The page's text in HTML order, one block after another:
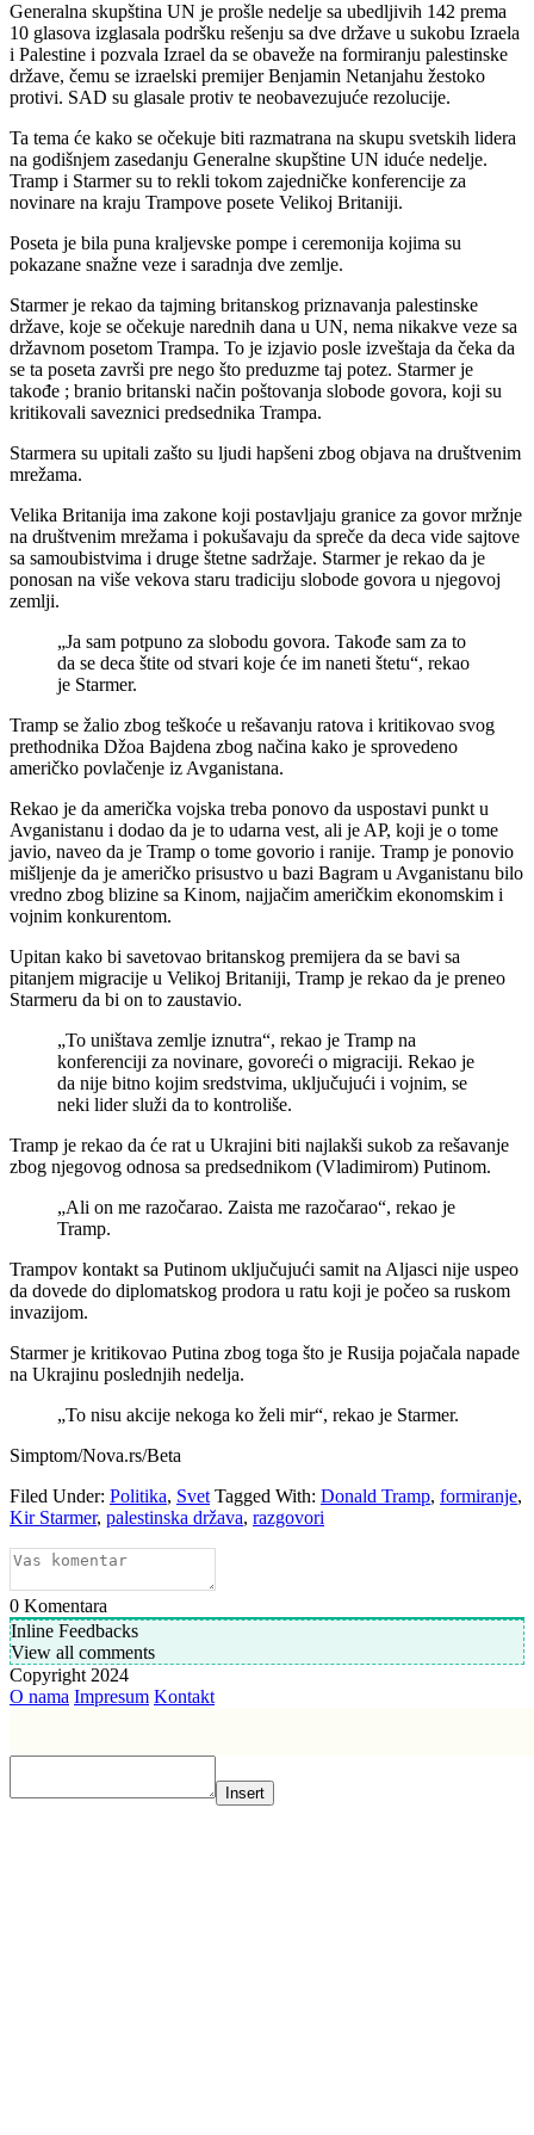
Generalna skupština UN je prošle nedelje sa ubedljivih 142 prema
10 glasova izglasala podršku rešenju sa dve države u sukobu Izraela
i Palestine i pozvala Izrael da se obaveže na formiranju palestinske
države, čemu se izraelski premijer Benjamin Netanjahu žestoko
protivi. SAD su glasale protiv te neobavezujuće rezolucije.
Ta tema će kako se očekuje biti razmatrana na skupu svetskih lidera
na godišnjem zasedanju Generalne skupštine UN iduće nedelje.
Tramp i Starmer su to rekli tokom zajedničke konferencije za
novinare na kraju Trampove posete Velikoj Britaniji.
Poseta je bila puna kraljevske pompe i ceremonija kojima su
pokazane snažne veze i saradnja dve zemlje.
Starmer je rekao da tajming britanskog priznavanja palestinske
države, koje se očekuje narednih dana u UN, nema nikakve veze sa
državnom posetom Trampa. To je izjavio posle izveštaja da čeka da
se ta poseta završi pre nego što preduzme taj potez. Starmer je
takođe ; branio britanski način poštovanja slobode govora, koji su
kritikovali saveznici predsednika Trampa.
Starmera su upitali zašto su ljudi hapšeni zbog objava na društvenim
mrežama.
Velika Britanija ima zakone koji postavljaju granice za govor mržnje
na društvenim mrežama i pokušavaju da spreče da deca vide sajtove
sa samoubistvima i druge štetne sadržaje. Starmer je rekao da je
ponosan na više vekova staru tradiciju slobode govora u njegovoj
zemlji.
„Ja sam potpuno za slobodu govora. Takođe sam za to
da se deca štite od stvari koje će im naneti štetu“, rekao
je Starmer.
Tramp se žalio zbog teškoće u rešavanju ratova i kritikovao svog
prethodnika Džoa Bajdena zbog načina kako je sprovedeno
američko povlačenje iz Avganistana.
Rekao je da američka vojska treba ponovo da uspostavi punkt u
Avganistanu i dodao da je to udarna vest, ali je AP, koji je o tome
javio, naveo da je Tramp o tome govorio i ranije. Tramp je ponovio
mišljenje da je američko prisustvo u bazi Bagram u Avganistanu bilo
vredno zbog blizine sa Kinom, najjačim američkim ekonomskim i
vojnim konkurentom.
Upitan kako bi savetovao britanskog premijera da se bavi sa
pitanjem migracije u Velikoj Britaniji, Tramp je rekao da je preneo
Starmeru da bi on to zaustavio.
„To uništava zemlje iznutra“, rekao je Tramp na
konferenciji za novinare, govoreći o migraciji. Rekao je
da nije bitno kojim sredstvima, uključujući i vojnim, se
neki lider služi da to kontroliše.
Tramp je rekao da će rat u Ukrajini biti najlakši sukob za rešavanje
zbog njegovog odnosa sa predsednikom (Vladimirom) Putinom.
„Ali on me razočarao. Zaista me razočarao“, rekao je
Tramp.
Trampov kontakt sa Putinom uključujući samit na Aljasci nije uspeo
da dovede do diplomatskog prodora u ratu koji je počeo sa ruskom
invazijom.
Starmer je kritikovao Putina zbog toga što je Rusija pojačala napade
na Ukrajinu poslednjih nedelja.
„To nisu akcije nekoga ko želi mir“, rekao je Starmer.
Simptom/Nova.rs/Beta
Filed Under: Politika, Svet Tagged With: Donald Tramp, formiranje,
Kir Starmer, palestinska država, razgovori
0 Komentara
Inline Feedbacks
View all comments
Copyright 2024
O nama Impresum Kontakt
Insert